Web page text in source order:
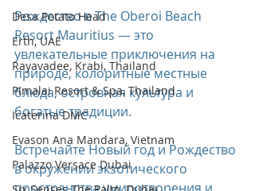
Desa Potato Head
Erth, UAE
Rayavadee, Krabi, Thailand
Pimalai Resort & Spa, Thailand
Icaterina DMC
Evason Ana Mandara, Vietnam
Palazzo Versace Dubai
Рождество в The Oberoi Beach
Resort Mauritius — это
увлекательные приключения на
природе, колоритные местные
блюда, островная культура и
богатые традиции.
Встречайте Новый год и Рождество
в окружении экзотического